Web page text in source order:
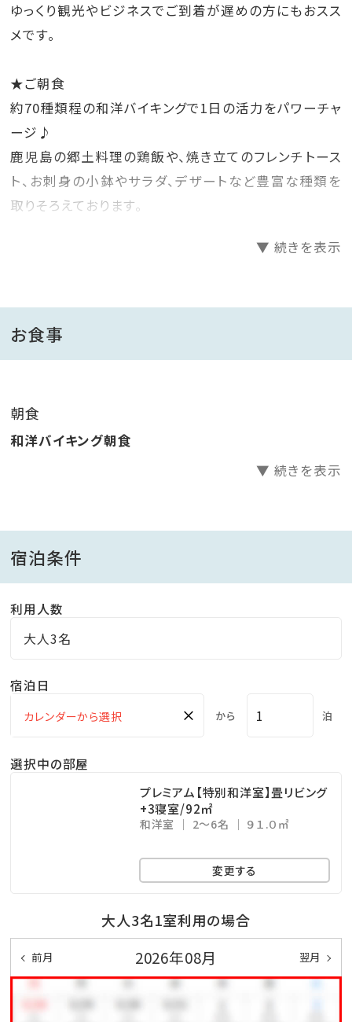
ゆっくり観光やビジネスでご到着が遅めの方にもおスス
メです。
★ご朝食
約70種類程の和洋バイキングで1日の活力をパワーチャ
ージ♪
鹿児島の郷土料理の鶏飯や、焼き立てのフレンチトース
ト、お刺身の小鉢やサラダ、デザートなど豊富な種類を
取りそろえております。
◆天然温泉露天風呂（ビューバス）付き客室◆
24時間、いつでも好きなタイミングで天然温泉がお愉し
みいただけます。
●桜島、錦江湾が望める「眺望確約」のお部屋は「最上
階ラビスタルーム」をご利用ください。
桜島を一望する絶好のロケーション。
南国の空と桜島とが織りなす眺望とともに過ごす非日
【客室】
【お食事】
て鹿児島の豊かな山海の幸を堪能いただけます。
種類豊富なバイキングをご用意。彩り豊かな和洋の旬菜
・基本ご利用時間 7：30～9：30（最終入場9：00）
※お時間は日によって変更になる場合がございます。
【温泉】
名湯、霧島温泉を日本庭園と異国情緒の出会いがモチ
ーフの多彩な湯処でご堪能頂けます。
大浴場の露天風呂からは日本庭園を眺めることがで
▼ 続きを表示
お食事
朝食
和洋バイキング朝食
▼ 続きを表示
宿泊条件
利用人数
大人3名
宿泊日
× から 泊
選択中の部屋
プレミアム【特別和洋室】畳リビング
+3寝室/92㎡
和洋室 2～6名 ９１.０㎡
変更する
大人3名1室利用の場合
前月 2026年08月 翌月